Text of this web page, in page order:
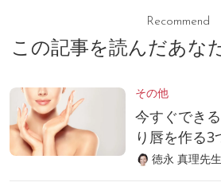
Recommend
この記事を読んだあな
その他
今すぐでき
り唇を作る3
徳永 真理先生